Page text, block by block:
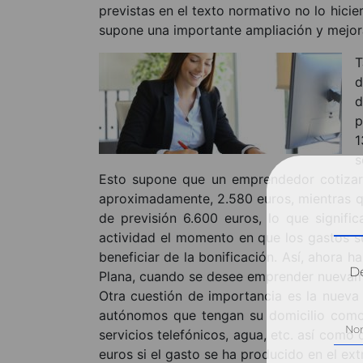
previstas en el texto normativo no lo
supone una importante ampliación y
Esto supone que un emprendedor
aproximadamente, 2.580 euros, mientras
de previsión 6.600 euros, lo que
actividad el momento en que los gastos
beneficiar de la bonificación. Así, ahora
Plana, cuando se desee emprender
Otra cuestión de importancia es la
autónomos que tengan su domicilio
servicios telefónicos, agua, etc. así como
euros si el gasto se ha producido en el